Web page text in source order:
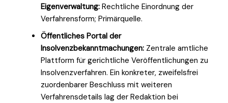
Eigenverwaltung: Rechtliche Einordnung der
Verfahrensform; Primärquelle.
Öffentliches Portal der
Insolvenzbekanntmachungen: Zentrale amtliche
Plattform für gerichtliche Veröffentlichungen zu
Insolvenzverfahren. Ein konkreter, zweifelsfrei
zuordenbarer Beschluss mit weiteren
Verfahrensdetails lag der Redaktion bei